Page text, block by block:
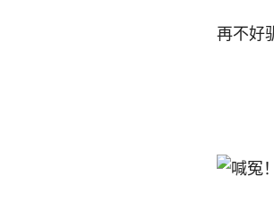
再不好